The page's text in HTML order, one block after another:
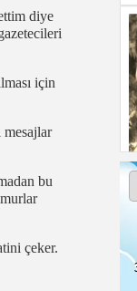
diye
için
mesajlar
bu
çeker.